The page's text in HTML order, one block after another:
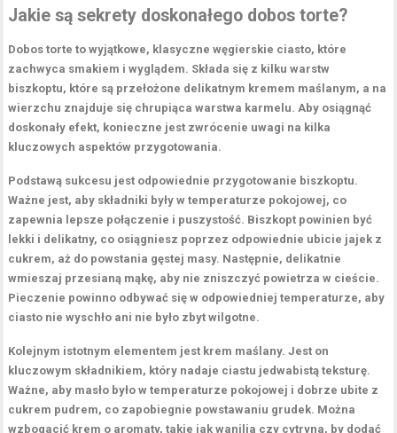
Jakie są sekrety doskonałego dobos torte?
Dobos torte to wyjątkowe, klasyczne węgierskie ciasto, które
zachwyca smakiem i wyglądem. Składa się z kilku warstw
biszkoptu, które są przełożone delikatnym kremem maślanym, a na
wierzchu znajduje się chrupiąca warstwa karmelu. Aby osiągnąć
doskonały efekt, konieczne jest zwrócenie uwagi na kilka
kluczowych aspektów przygotowania.
Podstawą sukcesu jest odpowiednie przygotowanie biszkoptu.
Ważne jest, aby składniki były w temperaturze pokojowej, co
zapewnia lepsze połączenie i puszystość. Biszkopt powinien być
lekki i delikatny, co osiągniesz poprzez odpowiednie ubicie jajek z
cukrem, aż do powstania gęstej masy. Następnie, delikatnie
wmieszaj przesianą mąkę, aby nie zniszczyć powietrza w cieście.
Pieczenie powinno odbywać się w odpowiedniej temperaturze, aby
ciasto nie wyschło ani nie było zbyt wilgotne.
Kolejnym istotnym elementem jest krem maślany. Jest on
kluczowym składnikiem, który nadaje ciastu jedwabistą teksturę.
Ważne, aby masło było w temperaturze pokojowej i dobrze ubite z
cukrem pudrem, co zapobiegnie powstawaniu grudek. Można
wzbogacić krem o aromaty, takie jak wanilia czy cytryna, by dodać